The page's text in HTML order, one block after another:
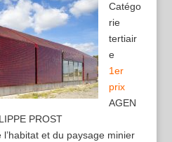
Catégo
rie
tertiair
e
1er
prix
AGEN
PROST
et du paysage minier